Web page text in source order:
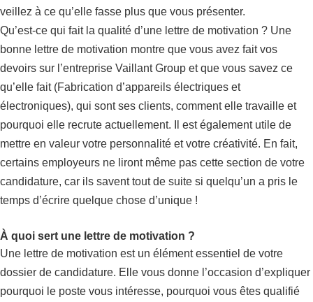
veillez à ce qu’elle fasse plus que vous présenter.
Qu’est-ce qui fait la qualité d’une lettre de motivation ? Une
bonne lettre de motivation montre que vous avez fait vos
devoirs sur l’entreprise Vaillant Group et que vous savez ce
qu’elle fait (Fabrication d’appareils électriques et
électroniques), qui sont ses clients, comment elle travaille et
pourquoi elle recrute actuellement. Il est également utile de
mettre en valeur votre personnalité et votre créativité. En fait,
certains employeurs ne liront même pas cette section de votre
candidature, car ils savent tout de suite si quelqu’un a pris le
temps d’écrire quelque chose d’unique !
À quoi sert une lettre de motivation ?
Une lettre de motivation est un élément essentiel de votre
dossier de candidature. Elle vous donne l’occasion d’expliquer
pourquoi le poste vous intéresse, pourquoi vous êtes qualifié